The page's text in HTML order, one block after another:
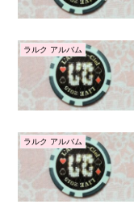
ラルク アルバム
ラルク アルバム